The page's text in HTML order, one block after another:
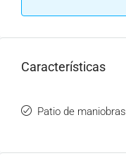
Características
Patio de maniobras